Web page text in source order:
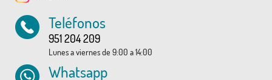
Teléfonos
951 204 209
Lunes a viernes de 9:00 a 14:00
Whatsapp